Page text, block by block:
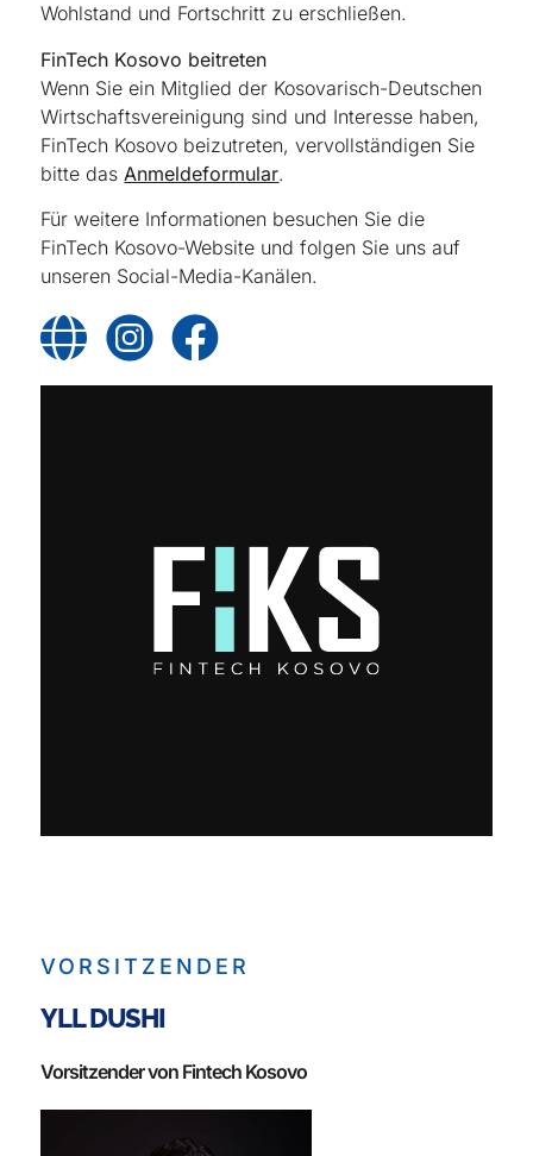
Wohlstand und Fortschritt zu erschließen.
FinTech Kosovo beitreten
Wenn Sie ein Mitglied der Kosovarisch-Deutschen
Wirtschaftsvereinigung sind und Interesse haben,
FinTech Kosovo beizutreten, vervollständigen Sie
bitte das Anmeldeformular.
Für weitere Informationen besuchen Sie die
FinTech Kosovo-Website und folgen Sie uns auf
unseren Social-Media-Kanälen.
VORSITZENDER
YLL DUSHI
Vorsitzender von Fintech Kosovo